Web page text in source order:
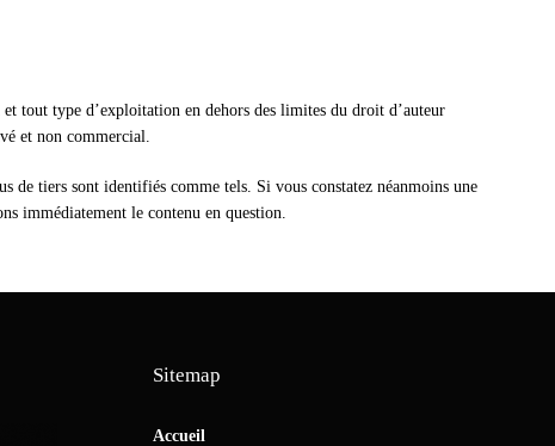
tout type d’exploitation en dehors des limites du droit d’auteur
et non commercial.
de tiers sont identifiés comme tels. Si vous constatez néanmoins une
immédiatement le contenu en question.
Sitemap
Accueil